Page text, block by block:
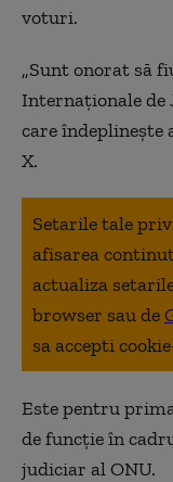
voturi.
„Sunt onorat să
Internaționale
care îndeplinește
X.
Setarile tale
afisarea
actualiza
browser sau de
sa accepti
Este pentru
de funcție în
judiciar al ONU.